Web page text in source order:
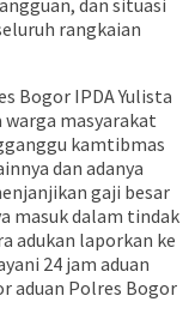
dan situasi
rangkaian
Bogor IPDA Yulista
warga masyarakat
kamtibmas
dan adanya
gaji besar
masuk dalam tindak
adukan laporkan ke
24 jam aduan
aduan Polres Bogor